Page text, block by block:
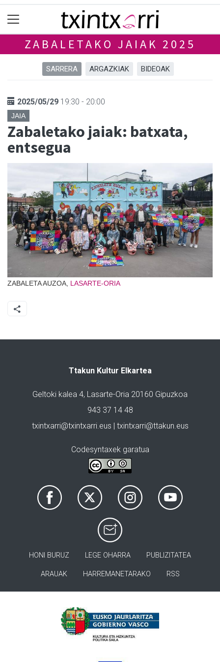
ZABALETAKO JAIAK 2025
SARRERA ARGAZKIAK BIDEOAK
2025/05/29 19:30 - 20:00
JAIA
Zabaletako jaiak: batxata,
entsegua
ZABALETA AUZOA, LASARTE-ORIA
Ttakun Kultur Elkartea
Geltoki kalea 4, Lasarte-Oria 20160 Gipuzkoa
943 37 14 48
txintxarri@txintxarri.eus | txintxarri@ttakun.eus
Codesyntaxek garatua
HONI BURUZ LEGE OHARRA PUBLIZITATEA
ARAUAK HARREMANETARAKO RSS